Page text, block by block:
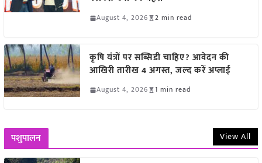
August 4, 2026 2 min read
कृषि यंत्रों पर सब्सिडी चाहिए? आवेदन की
आखिरी तारीख 4 अगस्त, जल्द करें अप्लाई
August 4, 2026 1 min read
पशुपालन View All